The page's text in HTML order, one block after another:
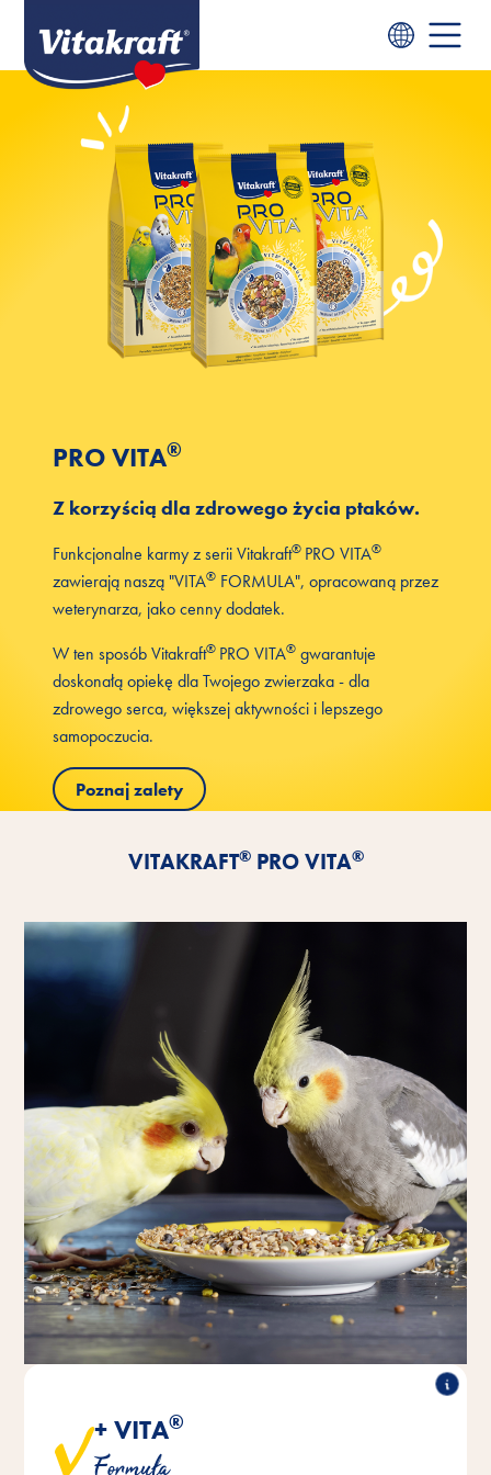
PRO VITA®
Z korzyścią dla zdrowego życia ptaków.
Funkcjonalne karmy z serii Vitakraft® PRO VITA®
zawierają naszą "VITA® FORMULA", opracowaną przez
weterynarza, jako cenny dodatek.
W ten sposób Vitakraft® PRO VITA® gwarantuje
doskonałą opiekę dla Twojego zwierzaka - dla
zdrowego serca, większej aktywności i lepszego
samopoczucia.
Poznaj zalety
VITAKRAFT®PRO VITA®
+ VITA®
Idealne połączenie składników dla zdrowego życia
ptaków i poprawy ich samopoczucia.